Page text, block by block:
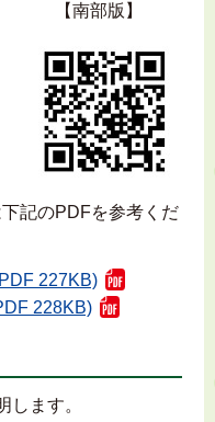
部版】
記のPDFを参考くだ
227KB)
228KB)
します。